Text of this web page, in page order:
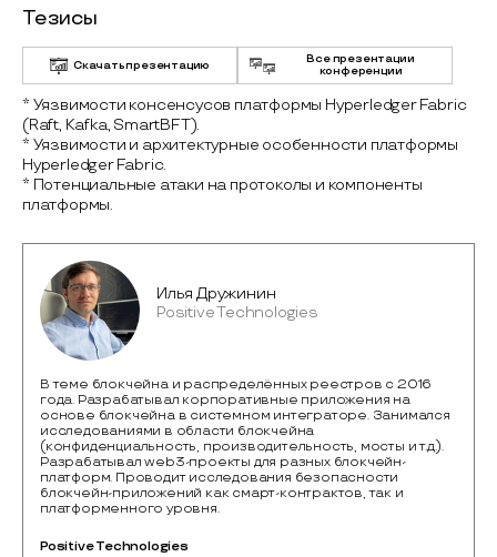
Тезисы
Скачать презентацию
Все презентации
конференции
* Уязвимости консенсусов платформы Hyperledger Fabric
(Raft, Kafka, SmartBFT).
* Уязвимости и архитектурные особенности платформы
Hyperledger Fabric.
* Потенциальные атаки на протоколы и компоненты
платформы.
Илья Дружинин
Positive Technologies
В теме блокчейна и распределённых реестров с 2016
года. Разрабатывал корпоративные приложения на
основе блокчейна в системном интеграторе. Занимался
исследованиями в области блокчейна
(конфиденциальность, производительность, мосты и т.д.).
Разрабатывал web3-проекты для разных блокчейн-
платформ. Проводит исследования безопасности
блокчейн-приложений как смарт-контрактов, так и
платформенного уровня.
Positive Technologies